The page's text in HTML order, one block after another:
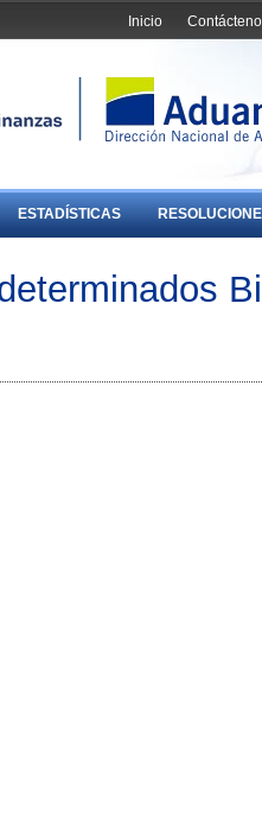
Inicio
ESTADÍSTICAS